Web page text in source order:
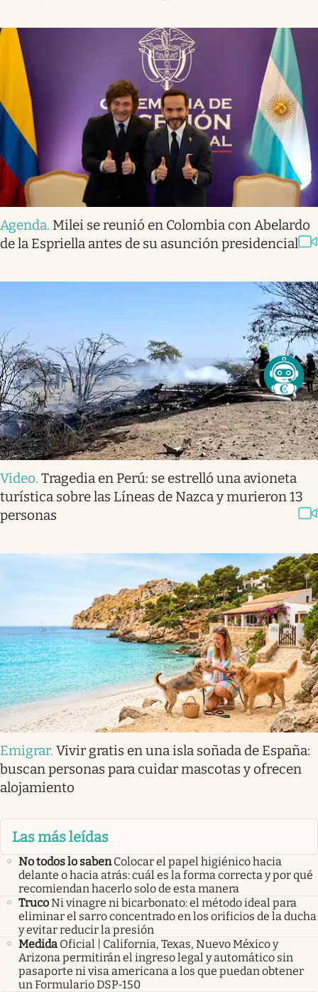
Agenda. Milei se reunió en Colombia con Abelardo
de la Espriella antes de su asunción presidencial
Video. Tragedia en Perú: se estrelló una avioneta
turística sobre las Líneas de Nazca y murieron 13
personas
Emigrar. Vivir gratis en una isla soñada de España:
buscan personas para cuidar mascotas y ofrecen
alojamiento
Las más leídas
No todos lo saben Colocar el papel higiénico hacia
delante o hacia atrás: cuál es la forma correcta y por qué
recomiendan hacerlo solo de esta manera
TrucoNi vinagre ni bicarbonato: el método ideal para
eliminar el sarro concentrado en los orificios de la ducha
y evitar reducir la presión
Medida Oficial | California, Texas, Nuevo México y
Arizona permitirán el ingreso legal y automático sin
pasaporte ni visa americana a los que puedan obtener
un Formulario DSP-150